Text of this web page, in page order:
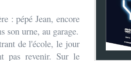
: pépé Jean, encore
son urne, au garage.
de l'école, le jour
pas revenir. Sur le